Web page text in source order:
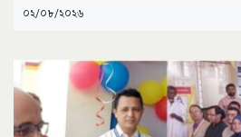
০২/০৮/২০২৬